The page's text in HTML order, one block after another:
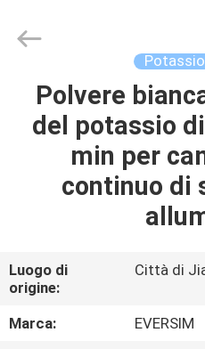
CASA.
PRODOTTI
SU
DI
NOI
Imp.&Exp.Co.,Ltd.
Polvere
del potassio
min per
continuo di
Luogo di
origine:
Città di
Marca:
EVERSIM